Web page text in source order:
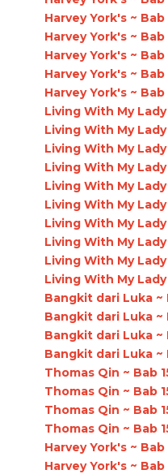
Harvey York's ~
Harvey York's ~
Harvey York's ~
Harvey York's ~ Bab
Harvey York's ~
Living With My
Living With My Lady
Living With My
Living With My Lady
Living With My Lady
Living With My Lady
Living With My
Living With My Lady
Living With My Lady
Living With My Lady
Bangkit dari Luka ~
Bangkit dari Luka ~
Bangkit dari Luka ~
Bangkit dari Luka ~
Thomas Qin ~ Bab
Thomas Qin ~ Bab
Thomas Qin ~ Bab
Thomas Qin ~ Bab
Harvey York's ~
Harvey York's ~